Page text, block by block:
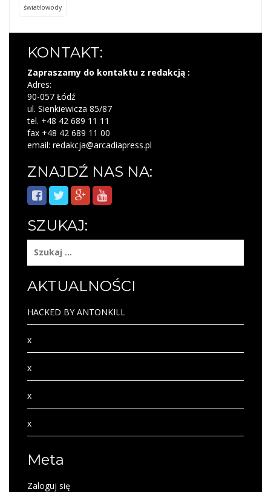
światłowody
KONTAKT:
Zapraszamy do kontaktu z redakcją :
Adres:
90-057 Łódź
ul. Sienkiewicza 85/87
tel. +48 42 689 11 11
fax +48 42 689 11 00
email: redakcja@arcadiapress.pl
ZNAJDŹ NAS NA:
SZUKAJ:
AKTUALNOŚCI
HACKED BY ANTONKILL
x
x
x
x
Meta
Zaloguj się